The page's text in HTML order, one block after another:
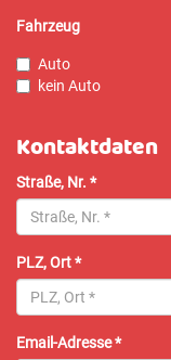
Fahrzeug
Auto
kein Auto
Kontaktdaten
Straße, Nr. *
PLZ, Ort*
Email-Adresse*